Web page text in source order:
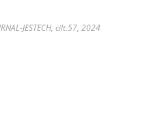
JESTECH, cilt.57, 2024